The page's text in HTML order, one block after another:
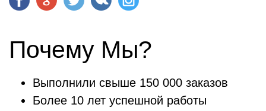
Почему Мы?
Выполнили свыше 150 000 заказов
Более 10 лет успешной работы